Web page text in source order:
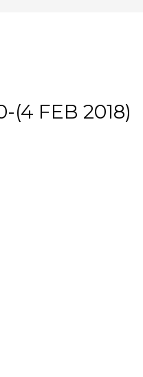
(4 FEB 2018)